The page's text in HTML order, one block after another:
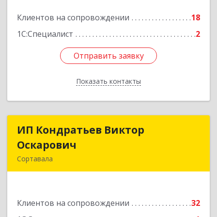
Клиентов на сопровождении
18
1С:Специалист
2
Отправить заявку
Показать контакты
Подробнее
Отправить заявку
Назад
ИП Кондратьев Виктор
Оскарович
Сортавала
Клиентов на сопровождении
32
ИП Кондратьев Виктор
Подробнее